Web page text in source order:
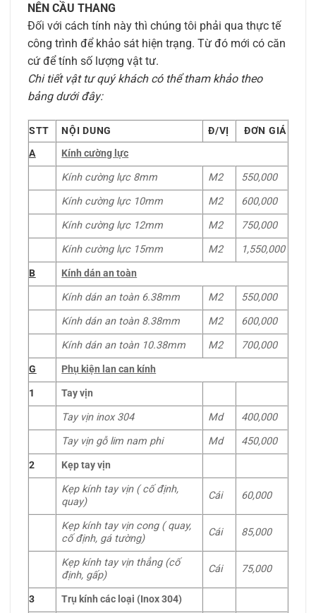
NÊN CẦU THANG
Đối với cách tính này thì chúng tôi phải qua thực tế
công trình để khảo sát hiện trạng. Từ đó mới có căn
cứ để tính số lượng vật tư.
Chi tiết vật tư quý khách có thể tham khảo theo
bảng dưới đây:
STT NỘI DUNG Đ/VỊ
ĐƠN GIÁ
A
Kính cường lực
Kính cường lực 8mm
M2
550,000
Kính cường lực 10mm
M2
600,000
Kính cường lực 12mm
M2
750,000
Kính cường lực 15mm
M2
1,550,000
B
Kính dán an toàn
Kính dán an toàn 6.38mm
M2
550,000
Kính dán an toàn 8.38mm
M2
600,000
Kính dán an toàn 10.38mm
M2
700,000
G
Phụ kiện lan can kính
1
Tay vịn
Tay vịn inox 304
Md
400,000
Tay vịn gỗ lim nam phi
Md
450,000
2
Kẹp tay vịn
Kẹp kính tay vịn ( cố định,
quay)
Cái 60,000
Kẹp kính tay vịn cong ( quay,
cố định, gá tường)
Cái 85,000
Kẹp kính tay vịn thẳng (cố
định, gấp)
Cái 75,000
3 Trụ kính các loại (Inox 304)